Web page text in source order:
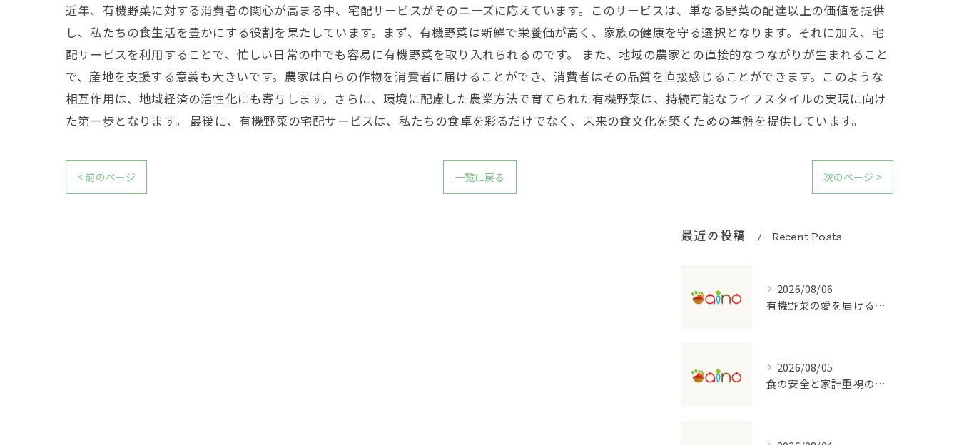
近年、有機野菜に対する消費者の関心が高まる中、宅配サービスがそのニーズに応えています。このサービスは、単なる野菜の配達以上の価値を提供
し、私たちの食生活を豊かにする役割を果たしています。まず、有機野菜は新鮮で栄養価が高く、家族の健康を守る選択となります。それに加え、宅
配サービスを利用することで、忙しい日常の中でも容易に有機野菜を取り入れられるのです。 また、地域の農家との直接的なつながりが生まれること
で、産地を支援する意義も大きいです。農家は自らの作物を消費者に届けることができ、消費者はその品質を直接感じることができます。このような
相互作用は、地域経済の活性化にも寄与します。さらに、環境に配慮した農業方法で育てられた有機野菜は、持続可能なライフスタイルの実現に向け
た第一歩となります。 最後に、有機野菜の宅配サービスは、私たちの食卓を彩るだけでなく、未来の食文化を築くための基盤を提供しています。
< 前のページ 一覧に戻る 次のページ >
最近の投稿 Recent Posts
2026/08/06
有機野菜の愛を届ける宅配の魅力
2026/08/05
食の安全と家計重視の有機野菜宅配を大阪府で始めるコツ